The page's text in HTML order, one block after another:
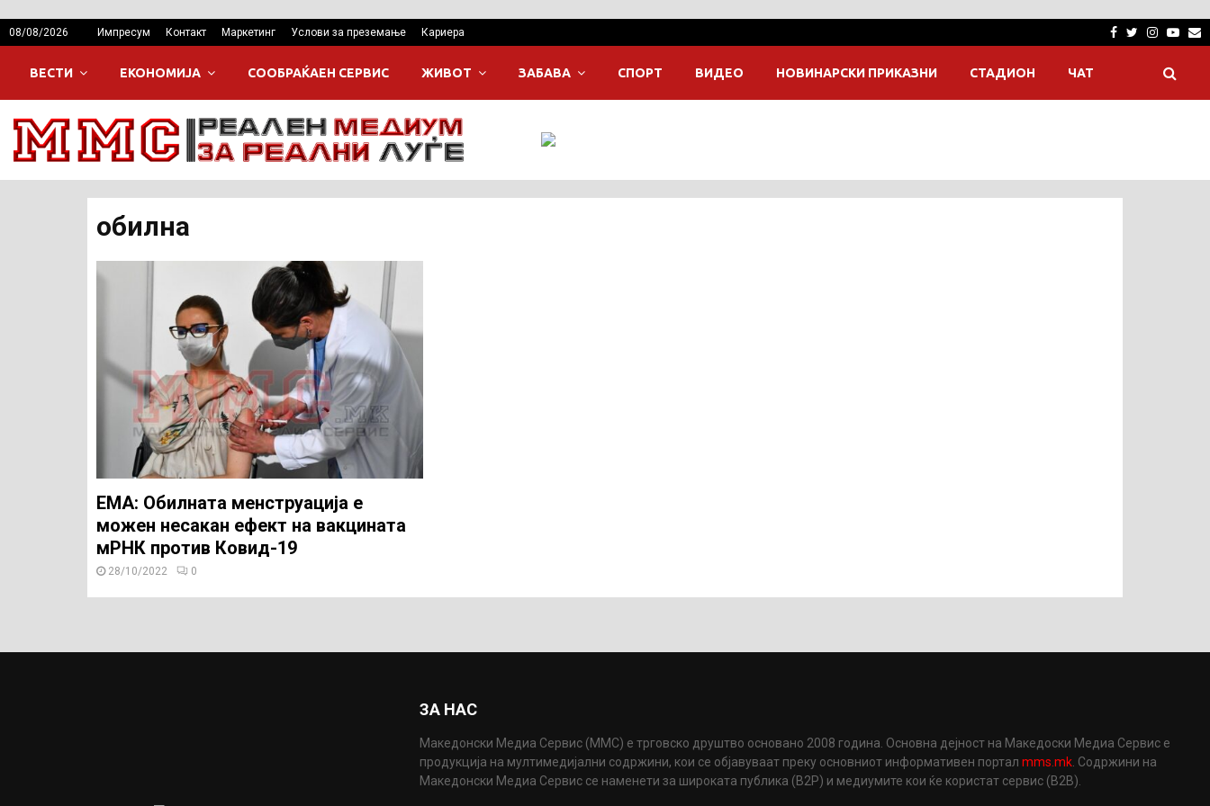
08/08/2026 Импресум Контакт Маркетинг Услови за преземање Кариера Facebook
Twitter
ВЕСТИ ЕКОНОМИЈА СООБРАЌАЕН СЕРВИС ЖИВОТ ЗАБАВА СПОРТ ВИДЕО НОВИНАРСКИ ПРИКАЗНИ СТАДИОН ЧАТ
обилна
ЕМА: Обилната менструација е
можен несакан ефект на вакцината
мРНК против Ковид-19
28/10/2022 0
ЗА НАС
Македонски Медиа Сервис (ММС) е трговско друштво основано 2008 година. Основна дејност на Македоски Медиа Сервис е
продукција на мултимедијални содржини, кои се објавуваат преку основниот информативен порталmms.mk . Содржини на
Македонски Медиа Сервис се наменети за широката публика (B2P) и медиумите кои ќе користат сервис (B2B).